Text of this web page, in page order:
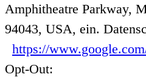
Amphitheatre Parkway,
94043, USA, ein.
https://
Opt-Out: